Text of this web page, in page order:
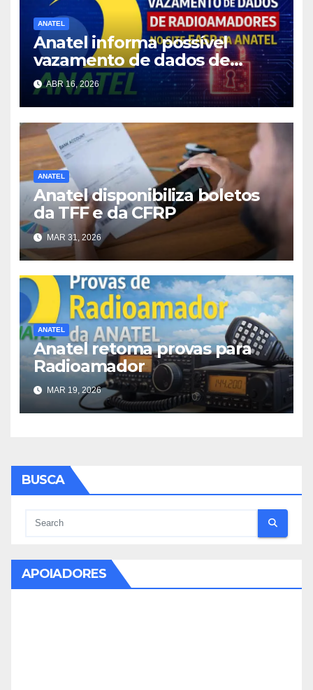
ANATEL
Anatel informa possível
vazamento de dados de
Radioamadores
ABR 16, 2026
ANATEL
Anatel disponibiliza boletos
da TFF e da CFRP
MAR 31, 2026
ANATEL
Anatel retoma provas para
Radioamador
MAR 19, 2026
BUSCA
APOIADORES